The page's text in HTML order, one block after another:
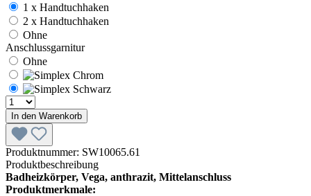
1 x Handtuchhaken
2 x Handtuchhaken
Ohne
Anschlussgarnitur
Ohne
In den Warenkorb
Produktnummer: SW10065.61
Produktbeschreibung
Badheizkörper, Vega, anthrazit, Mittelanschluss
Produktmerkmale: